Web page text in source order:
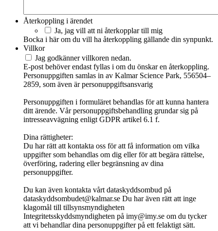
Återkoppling i ärendet
Ja, jag vill att ni återkopplar till mig
Bocka i här om du vill ha återkoppling gällande din synpunkt.
Villkor
Jag godkänner villkoren nedan.
E-post behöver endast fyllas i om du önskar en återkoppling.
Personuppgiften samlas in av Kalmar Science Park, 556504–
2859, som även är personuppgiftsansvarig
Personuppgiften i formuläret behandlas för att kunna hantera
ditt ärende. Vår personuppgiftsbehandling grundar sig på
intresseavvägning enligt GDPR artikel 6.1 f.
Dina rättigheter:
Du har rätt att kontakta oss för att få information om vilka
uppgifter som behandlas om dig eller för att begära rättelse,
överföring, radering eller begränsning av dina
personuppgifter.
Du kan även kontakta vårt dataskyddsombud på
dataskyddsombudet@kalmar.se Du har även rätt att inge
klagomål till tillsynsmyndigheten
Integritetsskyddsmyndigheten på imy@imy.se om du tycker
att vi behandlar dina personuppgifter på ett felaktigt sätt.